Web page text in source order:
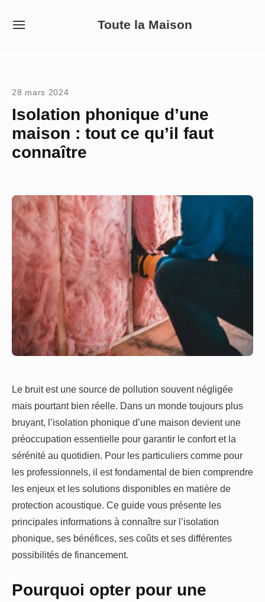
Toute la Maison
SITE
28 mars 2024
Isolation phonique d’une
maison : tout ce qu’il faut
connaître
Le bruit est une source de pollution souvent négligée
mais pourtant bien réelle. Dans un monde toujours plus
bruyant, l’isolation phonique d’une maison devient une
préoccupation essentielle pour garantir le confort et la
sérénité au quotidien. Pour les particuliers comme pour
les professionnels, il est fondamental de bien comprendre
les enjeux et les solutions disponibles en matière de
protection acoustique. Ce guide vous présente les
principales informations à connaître sur l’isolation
phonique, ses bénéfices, ses coûts et ses différentes
possibilités de financement.
Pourquoi opter pour une